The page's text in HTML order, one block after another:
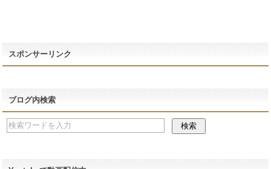
スポンサーリンク
ブログ内検索